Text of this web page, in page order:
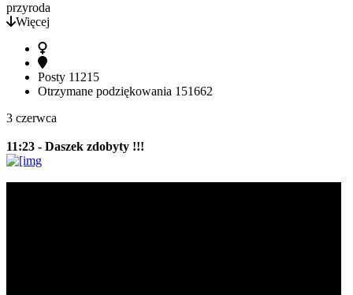
przyroda
Więcej
Posty 11215
Otrzymane podziękowania 151662
3 czerwca
11:23 - Daszek zdobyty !!!